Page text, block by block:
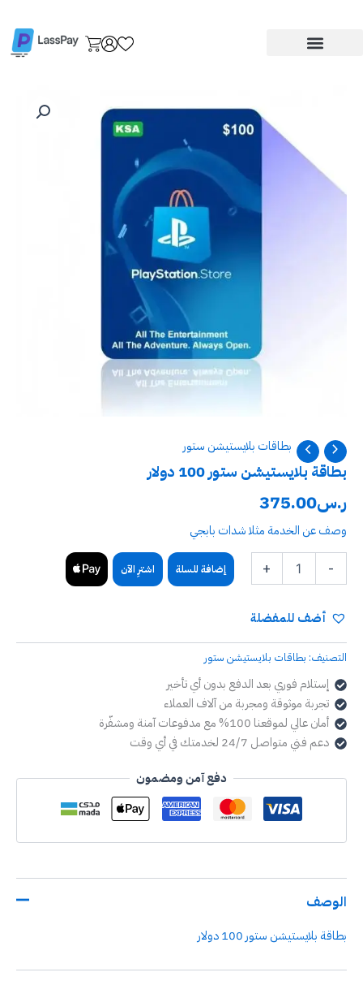
بطاقات بلايستيشن ستور
بطاقة بلايستيشن ستور 100 دولار
ر.س375.00
وصف عن الخدمة مثلا شدات بابجي
-
دولار
+ إضافة للسلة اشترِ الآن
أضف للمفضلة
التصنيف: بطاقات بلايستيشن ستور
إستلام فوري بعد الدفع بدون أي تأخير
تجربة موثوقة ومجربة من آلاف العملاء
أمان عالي لموقعنا 100% مع مدفوعات آمنة ومشفّرة
دعم فني متواصل 24/7 لخدمتك في أي وقت
دفع آمن ومضمون
الوصف
بطاقة بلايستيشن ستور 100 دولار